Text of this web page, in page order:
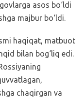
asos bo‘ldi
majbur bo‘ldi.
haqiqat, matbuot
bilan bog‘liq edi.
chaqirgan va